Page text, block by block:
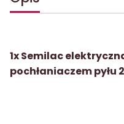
1x Semilac
pochłaniaczem pyłu